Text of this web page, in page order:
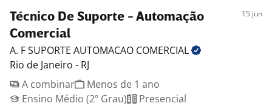
Técnico De Suporte - Automação
Comercial
15 jun
A. F SUPORTE AUTOMACAO COMERCIAL
Rio de Janeiro - RJ
A combinar
Menos de 1 ano
Ensino Médio (2º Grau)
Presencial